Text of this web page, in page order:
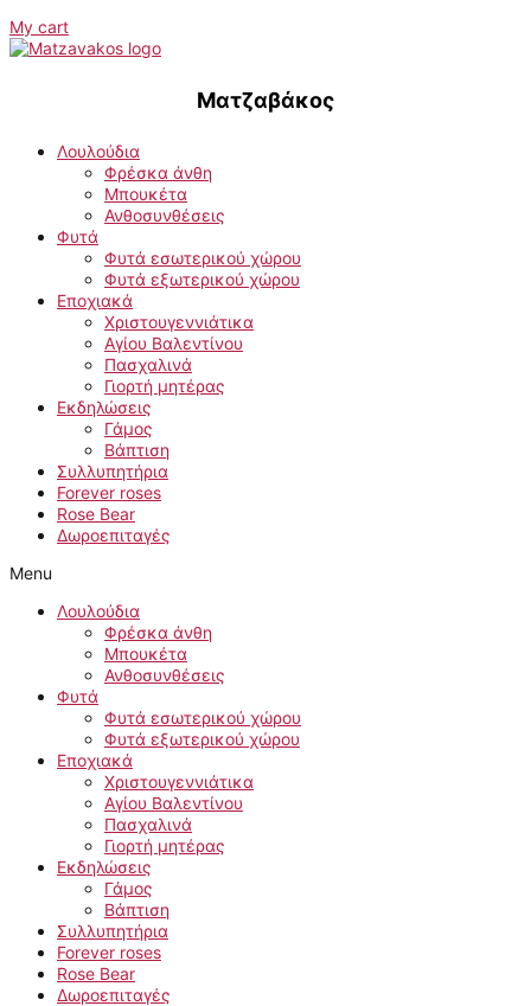
My cart
Ματζαβάκος
Λουλούδια
Φρέσκα άνθη
Μπουκέτα
Ανθοσυνθέσεις
Φυτά
Φυτά εσωτερικού χώρου
Φυτά εξωτερικού χώρου
Εποχιακά
Χριστουγεννιάτικα
Αγίου Βαλεντίνου
Πασχαλινά
Γιορτή μητέρας
Εκδηλώσεις
Γάμος
Βάπτιση
Συλλυπητήρια
Forever roses
Rose Bear
Δωροεπιταγές
Menu
Λουλούδια
Φρέσκα άνθη
Μπουκέτα
Ανθοσυνθέσεις
Φυτά
Φυτά εσωτερικού χώρου
Φυτά εξωτερικού χώρου
Εποχιακά
Χριστουγεννιάτικα
Αγίου Βαλεντίνου
Πασχαλινά
Γιορτή μητέρας
Εκδηλώσεις
Γάμος
Βάπτιση
Συλλυπητήρια
Forever roses
Rose Bear
Δωροεπιταγές